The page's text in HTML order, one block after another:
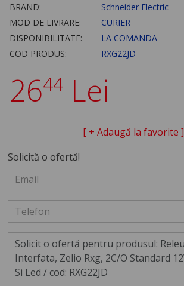
BRAND:
Schneider Electric
MOD DE LIVRARE:
CURIER
DISPONIBILITATE:
LA COMANDA
COD PRODUS:
RXG22JD
2644 Lei
[ + Adaugă la favorite ]
Solicită o ofertă!